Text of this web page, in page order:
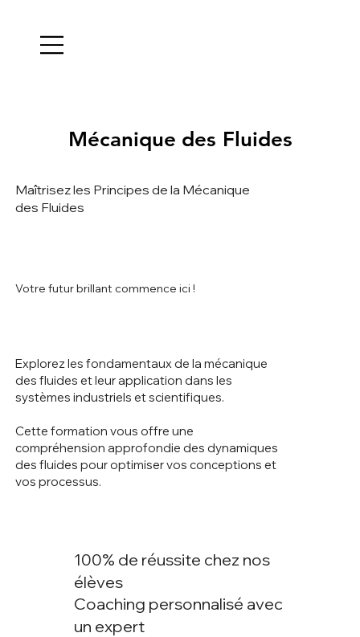
Mécanique des Fluides
Mécanique des Fluides
Maîtrisez les Principes de la Mécanique
des Fluides
Explorez les fondamentaux de la mécanique
des fluides et leur application dans les
systèmes industriels et scientifiques.
Cette formation vous offre une
compréhension approfondie des dynamiques
des fluides pour optimiser vos conceptions et
vos processus.
Votre futur brillant commence ici !
100% de réussite chez nos
élèves
Coaching personnalisé avec
un expert